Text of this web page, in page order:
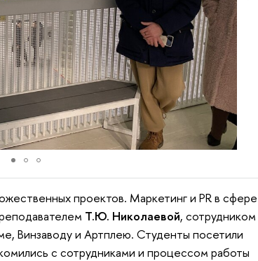
проектов. Маркетинг и PR в сфере
Т.Ю. Николаевой, сотрудником
Винзаводу и Артплею. Студенты посетили
с сотрудниками и процессом работы